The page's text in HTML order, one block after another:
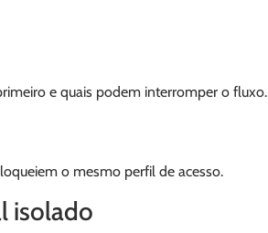
e quais podem interromper o fluxo.
o mesmo perfil de acesso.
isolado